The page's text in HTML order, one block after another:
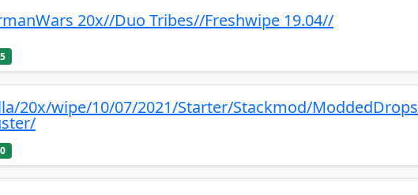
20x//Duo Tribes//Freshwipe 19.04//
20x/wipe/10/07/2021/Starter/Stackmod/ModdedDrops